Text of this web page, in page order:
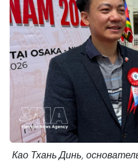
Као Тхань Динь,